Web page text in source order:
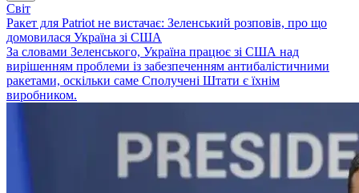
Світ
Ракет для Patriot не вистачає: Зеленський розповів, про що
домовилася Україна зі США
За словами Зеленського, Україна працює зі США над
вирішенням проблеми із забезпеченням антибалістичними
ракетами, оскільки саме Сполучені Штати є їхнім
виробником.